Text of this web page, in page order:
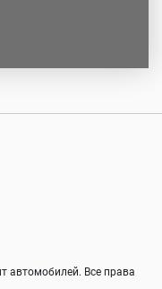
автомобилей. Все права